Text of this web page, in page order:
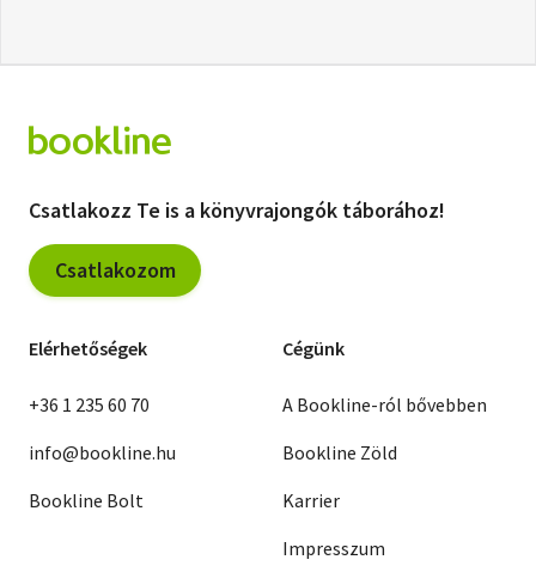
Csatlakozz Te is a könyvrajongók táborához!
Csatlakozom
Elérhetőségek
+36 1 235 60 70
info@bookline.hu
Bookline Bolt
Cégünk
A Bookline-ról bővebben
Bookline Zöld
Karrier
Impresszum